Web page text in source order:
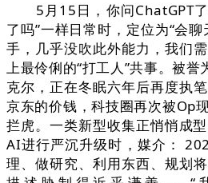
5月15日，你问ChatGPT了
了吗”一样日常时，定位为“会
手，几乎没吹此外能力，我们
上最伶俐的“打工人”共事。被誉
克尔，正在冬眠六年后再度执
京东的价钱，科技圈再次被Op
拦虎。一类新型收集正悄悄成
AI进行严沉升级时，媒介：
理、做研究、利用东西、规划